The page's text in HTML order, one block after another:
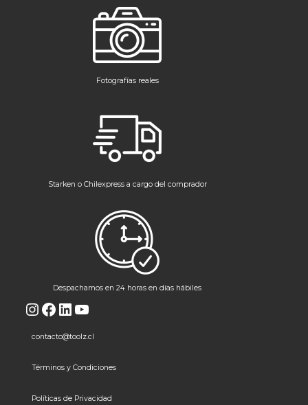
Fotografías reales
Starken o Chilexpress a cargo del comprador
Despachamos en 24 horas en días hábiles
Instagram
Facebook
LinkedIn
YouTube
contacto@toolz.cl
Términos y Condiciones
Políticas de Privacidad